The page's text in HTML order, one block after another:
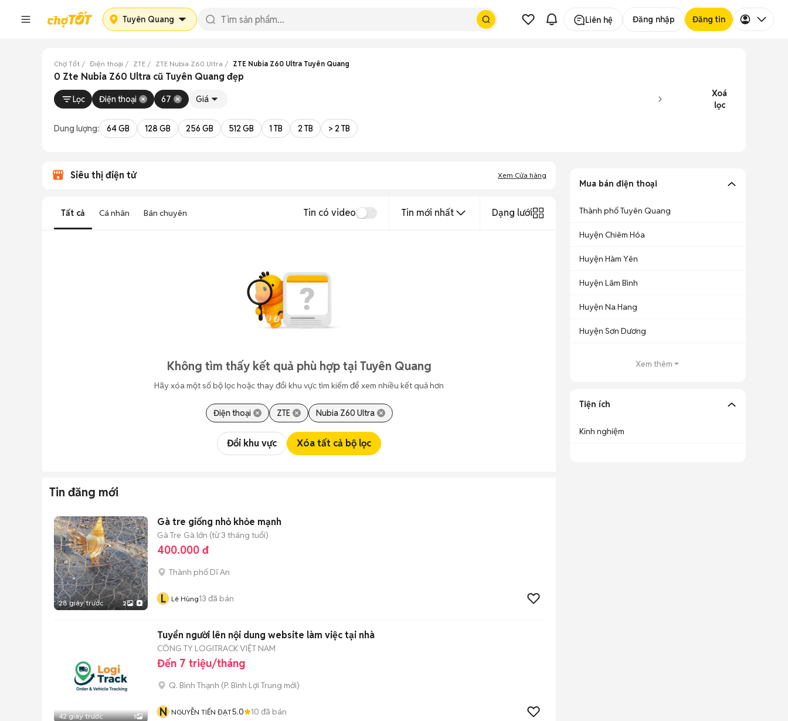
Tuyên Quang Liên hệ Đăng nhập Đăng tin
Chợ Tốt Điện thoại ZTE ZTE Nubia Z60 Ultra ZTE Nubia Z60 Ultra Tuyên Quang
0 Zte Nubia Z60 Ultra cũ Tuyên Quang đẹp
Lọc Điện thoại 67 Giá
Xoá
lọc
Dung lượng: 64 GB 128 GB 256 GB 512 GB 1 TB 2 TB > 2 TB
Siêu thị điện tử Xem Cửa hàng
Tất cả Cá nhân Bán chuyên Tin có video Tin mới nhất Dạng lưới
Không tìm thấy kết quả phù hợp tại Tuyên Quang
Hãy xóa một số bộ lọc hoặc thay đổi khu vực tìm kiếm để xem nhiều kết quả hơn
Điện thoại ZTE Nubia Z60 Ultra
Đổi khu vực Xóa tất cả bộ lọc
Tin đăng mới
28 giây trước 2
Gà tre giống nhỏ khỏe mạnh
Gà Tre Gà lớn (từ 3 tháng tuổi)
400.000 đ
Thành phố Dĩ An
L Lê Hùng13 đã bán
42 giây trước 1
Tuyển người lên nội dung website làm việc tại nhà
CÔNG TY LOGITRACK VIỆT NAM
Đến 7 triệu/tháng
Q. Bình Thạnh (P. Bình Lợi Trung mới)
N NGUYỄN TIẾN ĐẠT5.0 10 đã bán
Mua bán điện thoại
Thành phố Tuyên Quang
Huyện Chiêm Hóa
Huyện Hàm Yên
Huyện Lâm Bình
Huyện Na Hang
Huyện Sơn Dương
Xem thêm
Tiện ích
Kinh nghiệm